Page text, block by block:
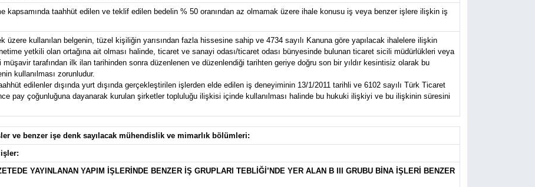
kapsamında taahhüt edilen ve teklif edilen bedelin % 50 oranından az olmamak üzere ihale konusu iş veya benzer işlere ilişkin iş
üzere kullanılan belgenin, tüzel kişiliğin yarısından fazla hissesine sahip ve 4734 sayılı Kanuna göre yapılacak ihalelere ilişkin
yetkili olan ortağına ait olması halinde, ticaret ve sanayi odası/ticaret odası bünyesinde bulunan ticaret sicili müdürlükleri veya
tarafından ilk ilan tarihinden sonra düzenlenen ve düzenlendiği tarihten geriye doğru son bir yıldır kesintisiz olarak bu
kullanılması zorunludur.
edilenler dışında yurt dışında gerçekleştirilen işlerden elde edilen iş deneyiminin 13/1/2011 tarihli ve 6102 sayılı Türk Ticaret
pay çoğunluğuna dayanarak kurulan şirketler topluluğu ilişkisi içinde kullanılması halinde bu hukuki ilişkiyi ve bu ilişkinin süresini
ve benzer işe denk sayılacak mühendislik ve mimarlık bölümleri:
YAYINLANAN YAPIM İŞLERİNDE BENZER İŞ GRUPLARI TEBLİĞİ’NDE YER ALAN B III GRUBU BİNA İŞLERİ BENZER